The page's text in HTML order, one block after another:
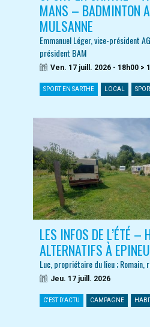
MANS – BADMINTON
MULSANNE
Emmanuel Léger, vice-président
président BAM
Ven. 17 juill. 2026 - 18h00 >
SPORT EN SARTHE LOCAL
LES INFOS DE L’ÉTÉ –
ALTERNATIFS À
Luc, propriétaire du lieu ; Romain,
Jeu. 17 juill. 2026
C'EST D'ACTU CAMPAGNE